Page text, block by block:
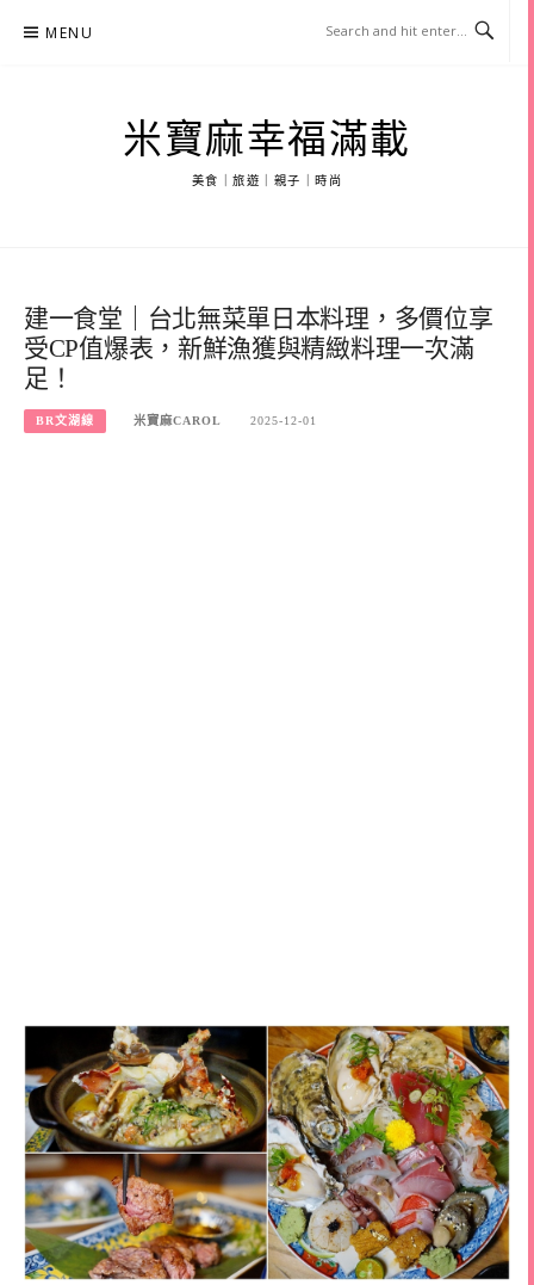
MENU
米寶麻幸福滿載
美食｜旅遊｜親子｜時尚
建一食堂｜台北無菜單日本料理，多價位享
受CP值爆表，新鮮漁獲與精緻料理一次滿
足！
BR文湖線 米寶麻CAROL 2025-12-01